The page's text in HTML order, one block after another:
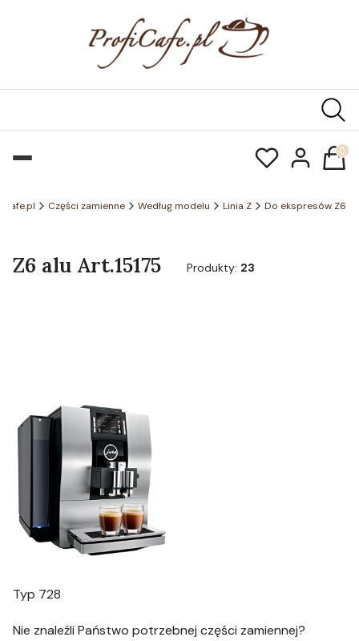
Części zamienne Według modelu Linia Z Do ekspresów Z6
Z6 alu Art.15175 Produkty: 23
Typ 728
Nie znaleźli Państwo potrzebnej części zamiennej?